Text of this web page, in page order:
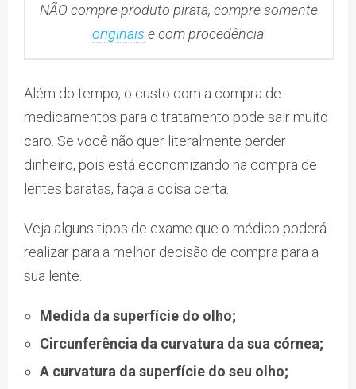
NÃO compre produto pirata, compre somente
originais e com procedência.
Além do tempo, o custo com a compra de
medicamentos para o tratamento pode sair muito
caro. Se você não quer literalmente perder
dinheiro, pois está economizando na compra de
lentes baratas, faça a coisa certa.
Veja alguns tipos de exame que o médico poderá
realizar para a melhor decisão de compra para a
sua lente.
Medida da superfície do olho;
Circunferência da curvatura da sua córnea;
A curvatura da superfície do seu olho;